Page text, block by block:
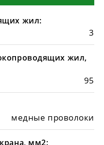
жил:
3
жил,
95
медные проволоки
мм2: